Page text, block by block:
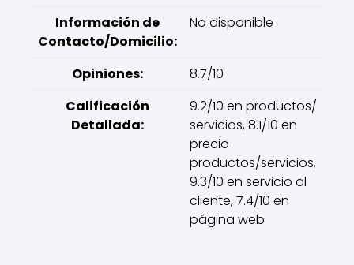
Información de
Contacto/Domicilio:
No disponible
Opiniones:
8.7/10
Calificación
Detallada:
9.2/10 en productos/
servicios, 8.1/10 en
precio
productos/servicios,
9.3/10 en servicio al
cliente, 7.4/10 en
página web